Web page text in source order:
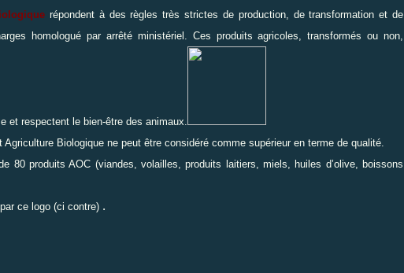
répondent à des règles très strictes de production, de transformation et de
homologué par arrêté ministériel. Ces produits agricoles, transformés ou non,
et respectent le bien-être des animaux.
Agriculture Biologique ne peut être considéré comme supérieur en terme de qualité.
80 produits AOC (viandes, volailles, produits laitiers, miels, huiles d’olive, boissons
ce logo (ci contre) .